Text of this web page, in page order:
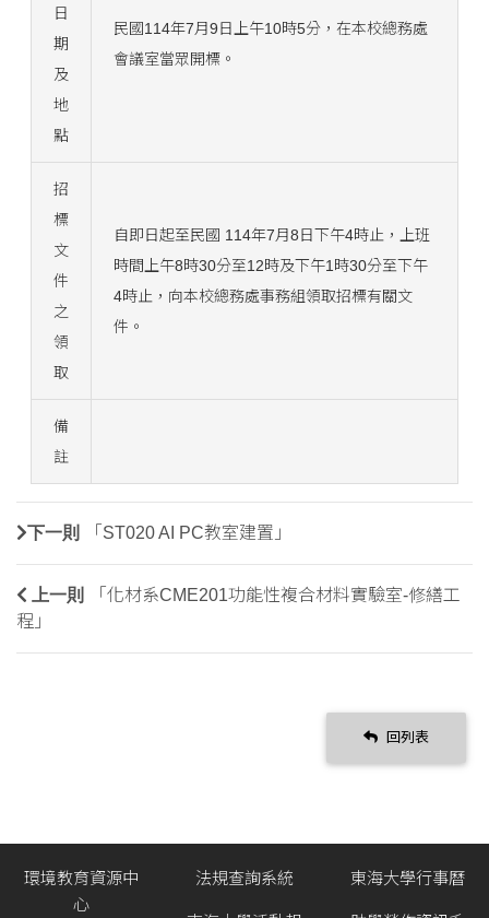
日
期
及
地
點
民國114年7月9日上午10時5分，在本校總務處
會議室當眾開標。
招
標
文
件
之
領
取
自即日起至民國 114年7月8日下午4時止，上班
時間上午8時30分至12時及下午1時30分至下午
4時止，向本校總務處事務組領取招標有關文
件。
備
註
下一則 「ST020 AI PC教室建置」
上一則
「化材系CME201功能性複合材料實驗室-修繕工
程」
回列表
環境教育資源中
心
法規查詢系統 東海大學行事曆